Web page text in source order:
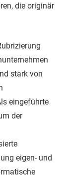
die originär
stark von
eingeführte
der
eigen- und